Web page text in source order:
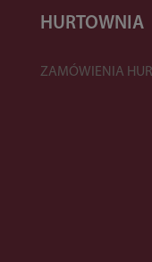
HURTOWNIA
ZAMÓWIENIA